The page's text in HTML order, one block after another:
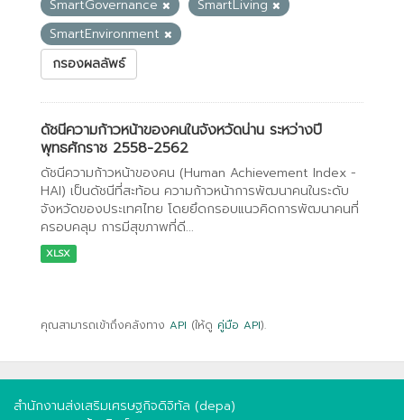
SmartGovernance
SmartLiving
SmartEnvironment
กรองผลลัพธ์
ดัชนีความก้าวหน้าของคนในจังหวัดน่าน ระหว่างปี
พุทธศักราช 2558-2562
ดัชนีความก้าวหน้าของคน (Human Achievement Index -
HAI) เป็นดัชนีที่สะท้อน ความก้าวหน้าการพัฒนาคนในระดับ
จังหวัดของประเทศไทย โดยยึดกรอบแนวคิดการพัฒนาคนที่
ครอบคลุม การมีสุขภาพที่ดี...
XLSX
คุณสามารถเข้าถึงคลังทาง API (ให้ดู คู่มือ API).
สำนักงานส่งเสริมเศรษฐกิจดิจิทัล (depa)